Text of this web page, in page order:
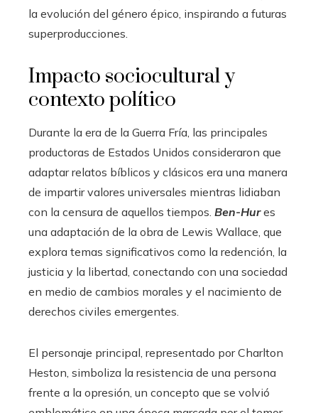
la evolución del género épico, inspirando a futuras
superproducciones.
Impacto sociocultural y
contexto político
Durante la era de la Guerra Fría, las principales
productoras de Estados Unidos consideraron que
adaptar relatos bíblicos y clásicos era una manera
de impartir valores universales mientras lidiaban
con la censura de aquellos tiempos. Ben-Hur es
una adaptación de la obra de Lewis Wallace, que
explora temas significativos como la redención, la
justicia y la libertad, conectando con una sociedad
en medio de cambios morales y el nacimiento de
derechos civiles emergentes.
El personaje principal, representado por Charlton
Heston, simboliza la resistencia de una persona
frente a la opresión, un concepto que se volvió